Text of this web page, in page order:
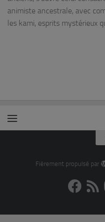
animiste ancestrale, avec
les kami, esprits mystérieux
Fièrement propulsé par